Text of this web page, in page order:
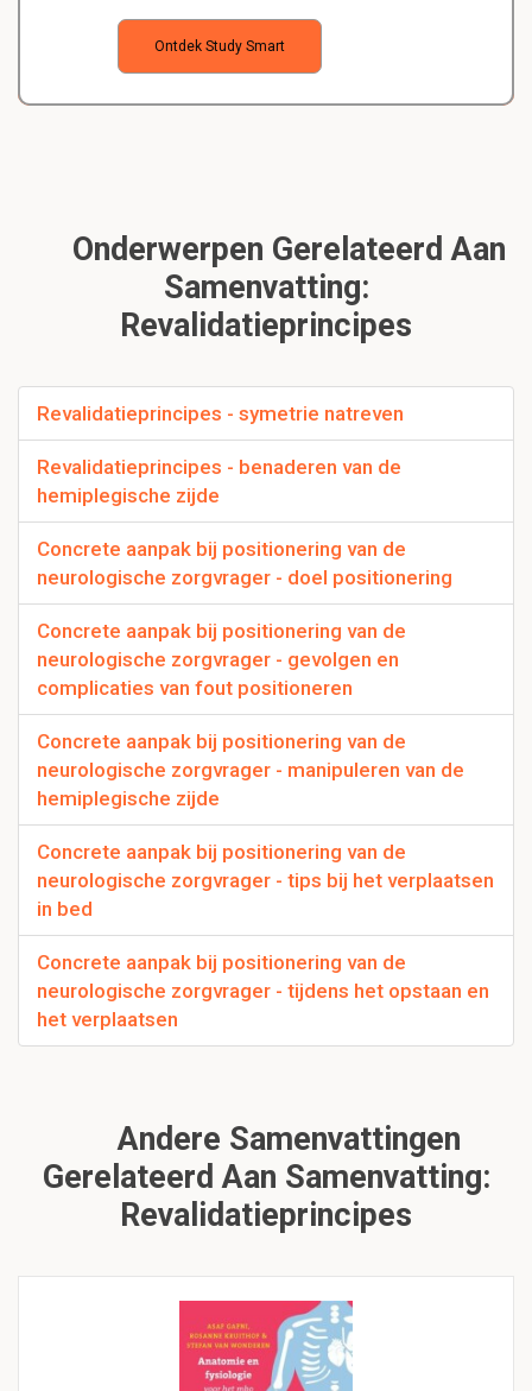
Ontdek Study Smart
Onderwerpen Gerelateerd Aan
Samenvatting:
Revalidatieprincipes
Revalidatieprincipes - symetrie natreven
Revalidatieprincipes - benaderen van de
hemiplegische zijde
Concrete aanpak bij positionering van de
neurologische zorgvrager - doel positionering
Concrete aanpak bij positionering van de
neurologische zorgvrager - gevolgen en
complicaties van fout positioneren
Concrete aanpak bij positionering van de
neurologische zorgvrager - manipuleren van de
hemiplegische zijde
Concrete aanpak bij positionering van de
neurologische zorgvrager - tips bij het verplaatsen
in bed
Concrete aanpak bij positionering van de
neurologische zorgvrager - tijdens het opstaan en
het verplaatsen
Andere Samenvattingen
Gerelateerd Aan Samenvatting:
Revalidatieprincipes